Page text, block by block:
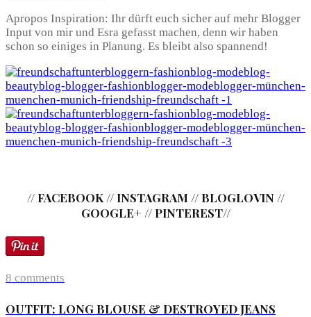
Apropos Inspiration: Ihr dürft euch sicher auf mehr Blogger
Input von mir und Esra gefasst machen, denn wir haben
schon so einiges in Planung. Es bleibt also spannend!
// FACEBOOK // INSTAGRAM // BLOGLOVIN //
GOOGLE+ // PINTEREST//
8 comments
OUTFIT: LONG BLOUSE & DESTROYED JEANS